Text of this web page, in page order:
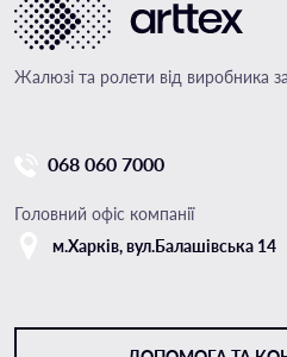
Жалюзі та ролети від виробника
068 060 7000
Головний офіс компанії
м.Харкiв, вул.Балашівська 14